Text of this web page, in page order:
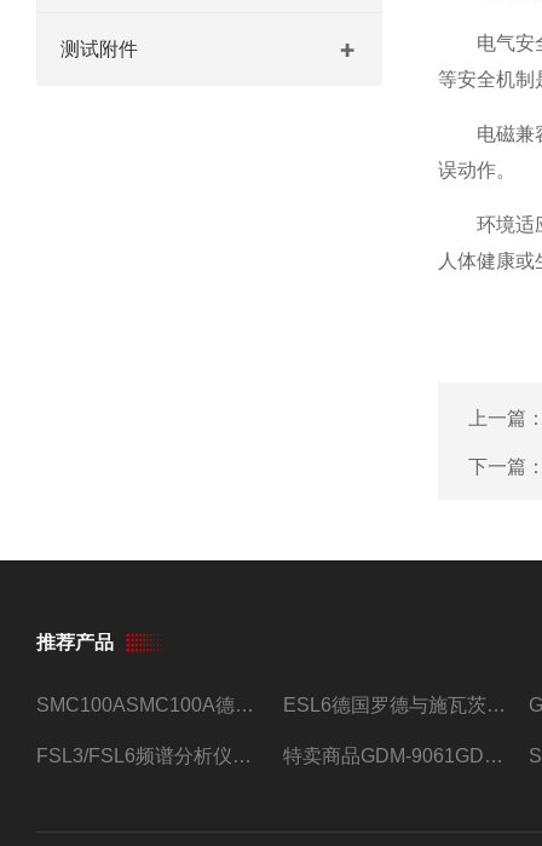
测试附件
电气安全
等安全机制
电磁兼容
误动作。
环境适应
人体健康
上一篇
下一篇
推荐产品
SMC100ASMC100A德国罗德与施瓦茨射频信号源 ESL6德国罗德与施瓦茨预认证EMI接收机
FSL3/FSL6频谱分析仪FSL3/FSL6罗德与施瓦茨 特卖商品GDM-9061GDM-9061台式万用表